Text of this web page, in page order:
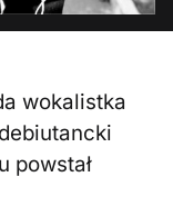
wokalistka
powstał